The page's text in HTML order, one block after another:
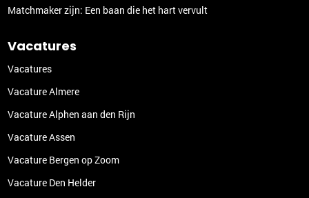
Matchmaker zijn: Een baan die het hart vervult
Vacatures
Vacatures
Vacature Almere
Vacature Alphen aan den Rijn
Vacature Assen
Vacature Bergen op Zoom
Vacature Den Helder